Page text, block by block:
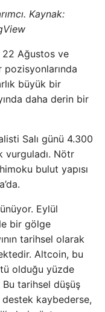
Kaynak:
22 Ağustos ve
pozisyonlarında
büyük bir
daha derin bir
Salı günü 4.300
vurguladı. Nötr
bulut yapısı
Eylül
bir gölge
tarihsel olarak
Altcoin, bu
olduğu yüzde
Bu tarihsel düşüş
kaybederse,